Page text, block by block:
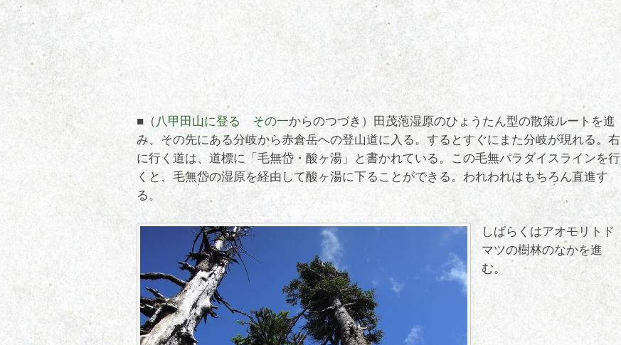
■（ 八甲田山に登る その一からのつづき）田茂萢湿原のひょうたん型の散策ルートを進
み、その先にある分岐から赤倉岳への登山道に入る。するとすぐにまた分岐が現れる。右
に行く道は、道標に「毛無岱・酸ヶ湯」と書かれている。この毛無パラダイスラインを行
くと、毛無岱の湿原を経由して酸ヶ湯に下ることができる。われわれはもちろん直進す
る。
しばらくはアオモリトド
マツの樹林のなかを進
む。